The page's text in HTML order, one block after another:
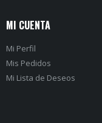
MI CUENTA
Mi Perfil
Mis Pedidos
Mi Lista de Deseos